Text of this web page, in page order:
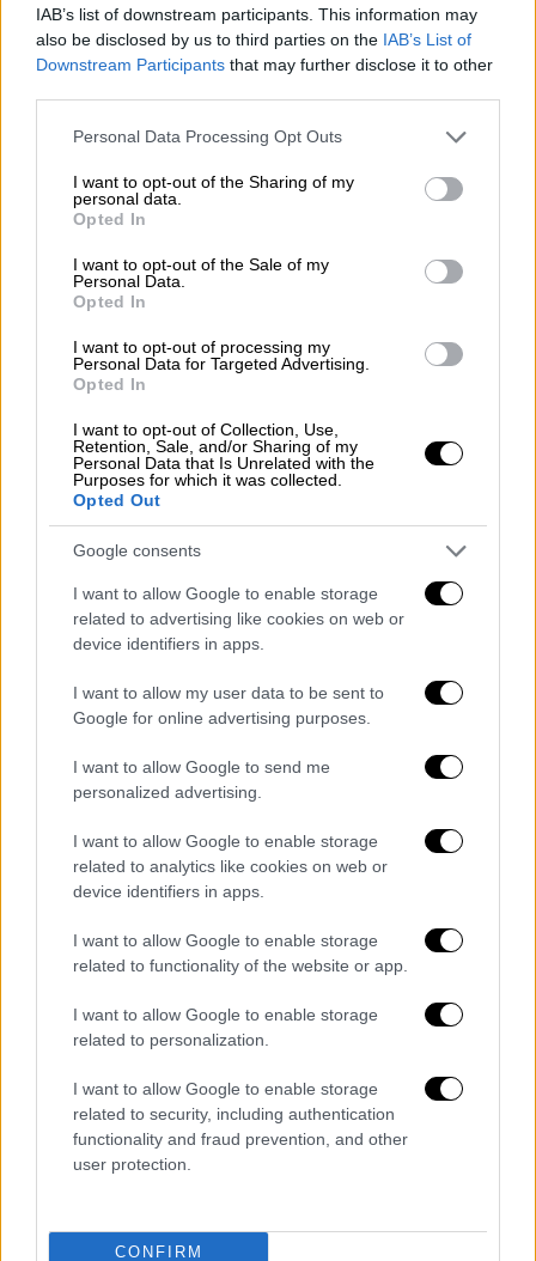
IAB’s list of downstream participants. This information may
also be disclosed by us to third parties on the IAB’s List of
Downstream Participants that may further disclose it to other
Please note that this website/app uses one or more Google
not limited to your visit or usage behaviour. You may click to
grant or deny consent to Google and its third-party tags to
use your data for below specified purposes in below Google
consent section.
Personal Data Processing Opt Outs
I want to opt-out of the Sharing of my
personal data.
Opted In
I want to opt-out of the Sale of my
Personal Data.
Opted In
I want to opt-out of processing my
Personal Data for Targeted Advertising.
Opted In
I want to opt-out of Collection, Use,
Retention, Sale, and/or Sharing of my
Personal Data that Is Unrelated with the
Purposes for which it was collected.
Opted Out
Google consents
I want to allow Google to enable storage
related to advertising like cookies on web or
device identifiers in apps.
I want to allow my user data to be sent to
Google for online advertising purposes.
I want to allow Google to send me
personalized advertising.
I want to allow Google to enable storage
related to analytics like cookies on web or
device identifiers in apps.
I want to allow Google to enable storage
related to functionality of the website or app.
I want to allow Google to enable storage
related to personalization.
I want to allow Google to enable storage
related to security, including authentication
functionality and fraud prevention, and other
user protection.
CONFIRM
Η σύνθεση «Feels So Good» έγινε επιτυχία
το 1978, με τονΜαντζιόνενα είναι γέννημα
θρέμμα τουΡότσεστερ, αρχίζοντας να παίζει
τζαζ από έφηβος. Ο ίδιος κέρδισε
στην 60χρονη καριέρα του,
ενώ βραβεύτηκε για την καλύτερη
ορχηστρική σύνθεση για το «
του. Μάλιστα, ήτανυποψήφιος
για το
βραβείο συνολικά 14 φορές.
Feels So Good» είναι ένα αισιόδοξο
ορχηστρικό κομμάτι, που η συνολική του
εκδοχή διαρκεί 10 λεπτά και παρέμεινε 25
εβδομάδες στοBillboard Hot 100 chart, ενώ
το 1978 έφτασε στο νούμερο 4. Παράλληλα,
ήταν αναγνωρίσιμος για το ιδιαίτερο στιλ
του στο απόγειο της καριέρας του, έχοντας
μακριά μαλλιά και ένα καφέ καπέλο από
τσόχα με φτερωτή μπάντα, το οποίο δώρισε
Smithsonian .
Επιπλέον, συνέθεσε και ερμήνευσε το «Give
it All You Got», που ήταν το τραγούδι για τους
Χειμερινούς Ολυμπιακούς Αγώνες
του 1980
Λέικ Πλάσινττης
. Ο
επαναλαμβανόμενες εμφανίσεις του ως μια
χιουμοριστική εκδοχή του εαυτού του στην
prime time σειρά κινουμένων σχεδίων του
«King of the Hill».
video